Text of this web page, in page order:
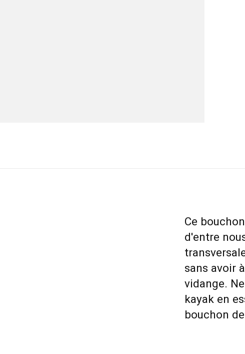
Ce
d'entre
sans avoir
vidange.
kayak en
bouchon